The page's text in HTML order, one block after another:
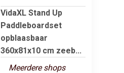
VidaXL Stand Up
Paddleboardset
opblaasbaar
360x81x10 cm zeeb...
Meerdere shops